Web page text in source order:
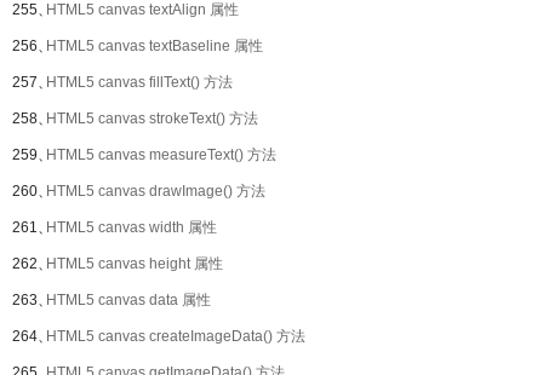
255、HTML5 canvas textAlign 属性
256、HTML5 canvas textBaseline 属性
257、HTML5 canvas fillText() 方法
258、HTML5 canvas strokeText() 方法
259、HTML5 canvas measureText() 方法
260、HTML5 canvas drawImage() 方法
261、HTML5 canvas width 属性
262、HTML5 canvas height 属性
263、HTML5 canvas data 属性
264、HTML5 canvas createImageData() 方法